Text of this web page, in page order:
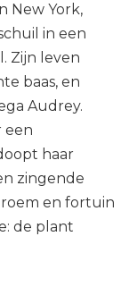
New York,
in een
Zijn leven
baas, en
Audrey.
een
haar
zingende
en fortuin
de plant